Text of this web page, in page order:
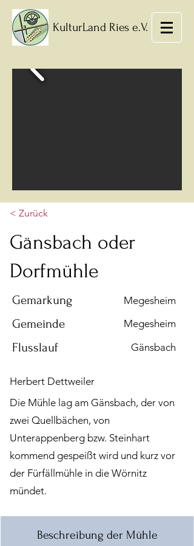
KulturLand Ries e.V.
< Zurück
Gänsbach oder
Dorfmühle
Megesheim
Gemarkung
Megesheim
Gemeinde
Gänsbach
Flusslauf
Herbert Dettweiler
Die Mühle lag am Gänsbach, der von
zwei Quellbächen, von
Unterappenberg bzw. Steinhart
kommend gespeißt wird und kurz vor
der Fürfällmühle in die Wörnitz
mündet.
Beschreibung der Mühle